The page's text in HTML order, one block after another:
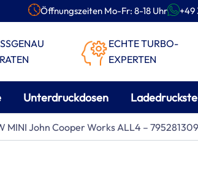
Öffnungszeiten Mo-Fr: 8-18 Uhr +49
ECHTE TURBO-
EXPERTEN
Unterdruckdosen
MINI John Cooper Works ALL4 –